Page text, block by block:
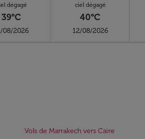
dégagé
39°C
08/2026
ciel dégagé
40°C
12/08/2026
Vols de Marrakech vers Caire